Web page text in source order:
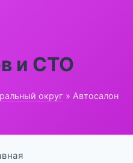
и СТО
округ » Автосалон